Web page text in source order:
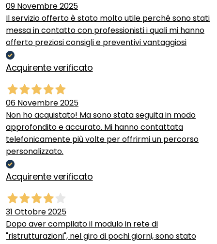
09 Novembre 2025
Il servizio offerto è stato molto utile perché sono stati
messa in contatto con professionisti i quali mi hanno
offerto preziosi consigli e preventivi vantaggiosi
Acquirente verificato
06 Novembre 2025
Non ho acquistato! Ma sono stata seguita in modo
approfondito e accurato. Mi hanno contattata
telefonicamente più volte per offrirmi un percorso
personalizzato.
Acquirente verificato
31 Ottobre 2025
Dopo aver compilato il modulo in rete di
"ristrutturazioni", nel giro di pochi giorni, sono stato